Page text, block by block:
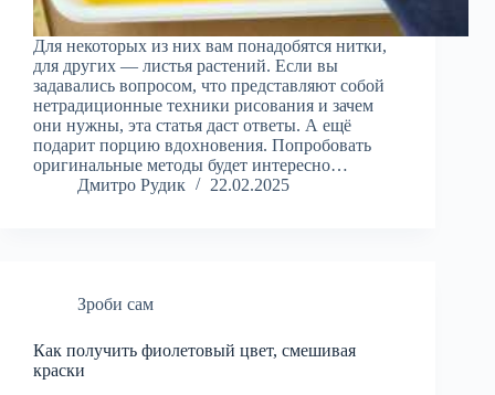
Для некоторых из них вам понадобятся нитки,
для других — листья растений. Если вы
задавались вопросом, что представляют собой
нетрадиционные техники рисования и зачем
они нужны, эта статья даст ответы. А ещё
подарит порцию вдохновения. Попробовать
оригинальные методы будет интересно…
Дмитро Рудик
22.02.2025
Зроби сам
Как получить фиолетовый цвет, смешивая
краски